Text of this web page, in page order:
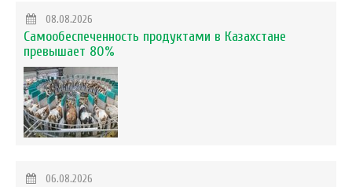
08.08.2026
Самообеспеченность продуктами в Казахстане
превышает 80%
06.08.2026